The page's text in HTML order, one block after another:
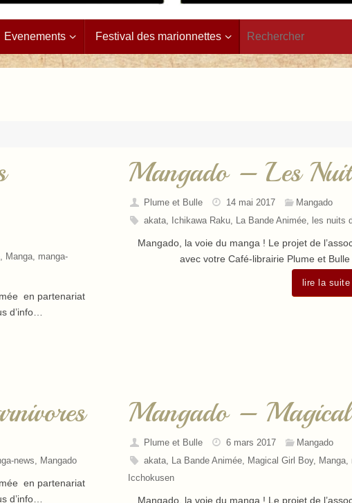
Evenements Festival des marionnettes
, Manga, manga-
en partenariat
d’info…
Mangado – Les
Plume et Bulle 14 mai 2017
Mangado
akata, Ichikawa Raku, La Bande Animée, les nuits
Mangado, la voie du manga ! Le projet de
avec votre Café-librairie Plume et Bulle
lire la suite
news, Mangado
en partenariat
d’info…
Mangado –
Plume et Bulle 6 mars 2017
Mangado
akata, La Bande Animée, Magical Girl Boy, Manga,
Icchokusen
Mangado, la voie du manga ! Le projet de